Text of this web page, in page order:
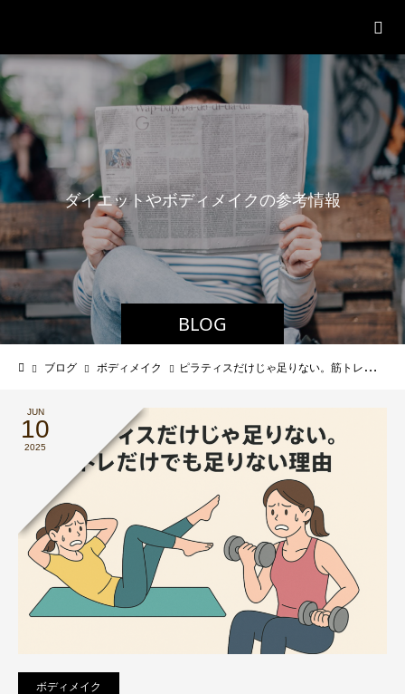
BLOG
ダイエットやボディメイクの参考情報
ブログ ボディメイク ピラティスだけじゃ足りない。筋トレだけでも足りない理由
JUN
10
2025
ボディメイク